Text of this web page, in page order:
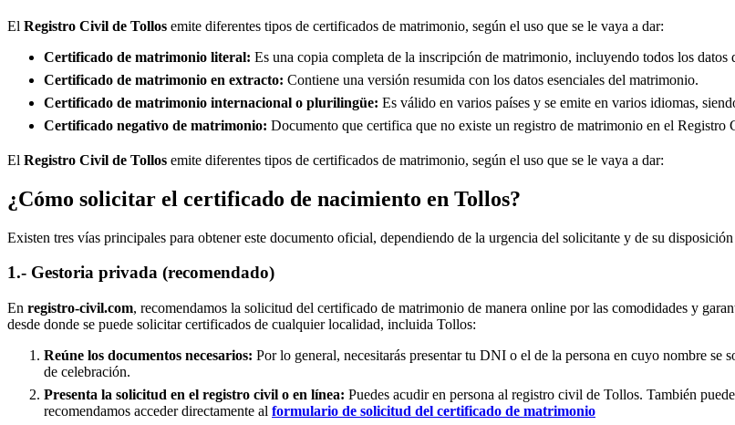
El Registro Civil de Tollos emite diferentes tipos de certificados de matrimonio, según el uso que se le vaya a dar:
Certificado de matrimonio literal: Es una copia completa de la inscripción de matrimonio, incluyendo todos los datos
Certificado de matrimonio en extracto: Contiene una versión resumida con los datos esenciales del matrimonio.
Certificado de matrimonio internacional o plurilingüe: Es válido en varios países y se emite en varios idiomas,
Certificado negativo de matrimonio: Documento que certifica que no existe un registro de matrimonio en el Registro
El Registro Civil de Tollos emite diferentes tipos de certificados de matrimonio, según el uso que se le vaya a dar:
¿Cómo solicitar el certificado de nacimiento en Tollos?
Existen tres vías principales para obtener este documento oficial, dependiendo de la urgencia del solicitante y de su
1.- Gestoria privada (recomendado)
En registro-civil.com, recomendamos la solicitud del certificado de matrimonio de manera online por las comodidades y
desde donde se puede solicitar certificados de cualquier localidad, incluida Tollos:
Reúne los documentos necesarios: Por lo general, necesitarás presentar tu DNI o el de la persona en cuyo nombre
de celebración.
Presenta la solicitud en el registro civil o en línea: Puedes acudir en persona al registro civil de Tollos. También
recomendamos acceder directamente al formulario de solicitud del certificado de matrimonio